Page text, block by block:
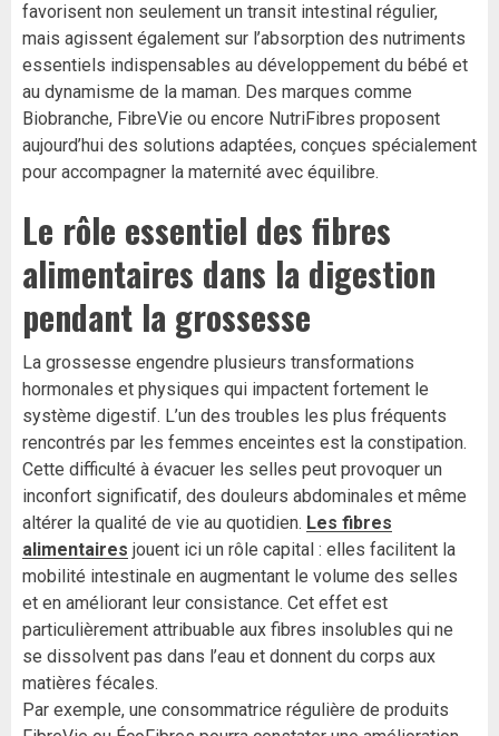
favorisent non seulement un transit intestinal régulier,
mais agissent également sur l’absorption des nutriments
essentiels indispensables au développement du bébé et
au dynamisme de la maman. Des marques comme
Biobranche, FibreVie ou encore NutriFibres proposent
aujourd’hui des solutions adaptées, conçues spécialement
pour accompagner la maternité avec équilibre.
Le rôle essentiel des fibres
alimentaires dans la digestion
pendant la grossesse
La grossesse engendre plusieurs transformations
hormonales et physiques qui impactent fortement le
système digestif. L’un des troubles les plus fréquents
rencontrés par les femmes enceintes est la constipation.
Cette difficulté à évacuer les selles peut provoquer un
inconfort significatif, des douleurs abdominales et même
altérer la qualité de vie au quotidien. Les fibres
alimentaires jouent ici un rôle capital : elles facilitent la
mobilité intestinale en augmentant le volume des selles
et en améliorant leur consistance. Cet effet est
particulièrement attribuable aux fibres insolubles qui ne
se dissolvent pas dans l’eau et donnent du corps aux
matières fécales.
Par exemple, une consommatrice régulière de produits